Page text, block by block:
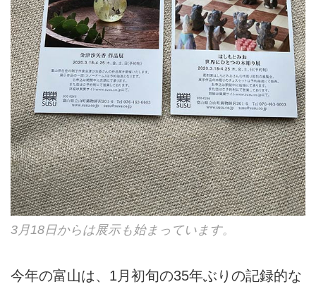
3月18日からは展示も始まっています。
今年の富山は、1月初旬の35年ぶりの記録的な